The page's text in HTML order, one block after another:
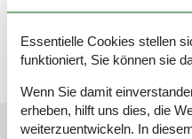
Frutigen ist gratis usw.
Externe
Essentielle Cookies stellen
funktioniert, Sie können sie
Wenn Sie damit
erheben, hilft uns dies, die
weiterzuentwickeln. In